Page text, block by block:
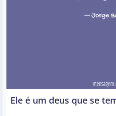
Ele é um deus que se